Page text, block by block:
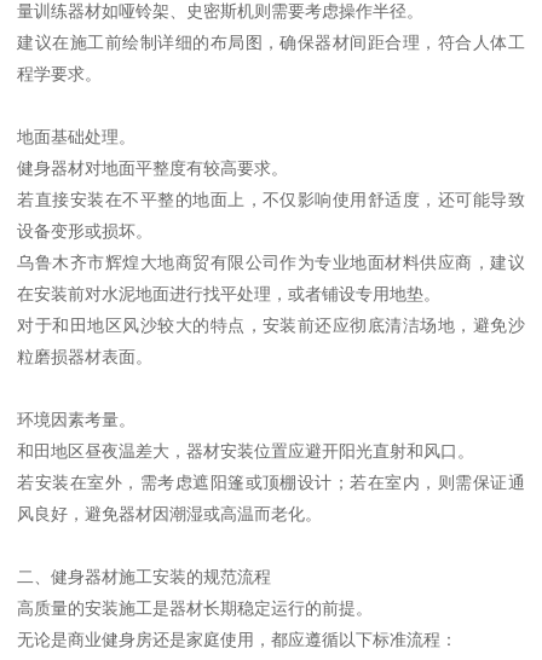
量训练器材如哑铃架、史密斯机则需要考虑操作半径。
建议在施工前绘制详细的布局图，确保器材间距合理，符合人体工
程学要求。
地面基础处理。
健身器材对地面平整度有较高要求。
若直接安装在不平整的地面上，不仅影响使用舒适度，还可能导致
设备变形或损坏。
乌鲁木齐市辉煌大地商贸有限公司作为专业地面材料供应商，建议
在安装前对水泥地面进行找平处理，或者铺设专用地垫。
对于和田地区风沙较大的特点，安装前还应彻底清洁场地，避免沙
粒磨损器材表面。
环境因素考量。
和田地区昼夜温差大，器材安装位置应避开阳光直射和风口。
若安装在室外，需考虑遮阳篷或顶棚设计；若在室内，则需保证通
风良好，避免器材因潮湿或高温而老化。
二、健身器材施工安装的规范流程
高质量的安装施工是器材长期稳定运行的前提。
无论是商业健身房还是家庭使用，都应遵循以下标准流程：